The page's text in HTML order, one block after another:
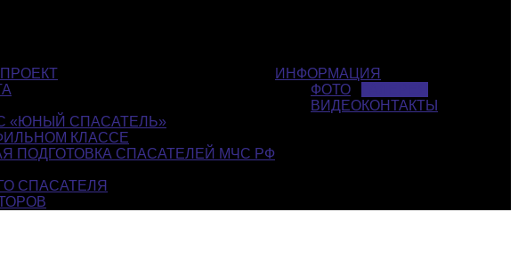
ИНФОРМАЦИЯ
«ЮНЫЙ СПАСАТЕЛЬ»
КЛАССЕ
ПОДГОТОВКА СПАСАТЕЛЕЙ МЧС РФ
СПАСАТЕЛЯ
ФОТО
ВИДЕОКОНТАКТЫ